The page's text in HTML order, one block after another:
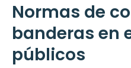
Normas de
banderas en
públicos